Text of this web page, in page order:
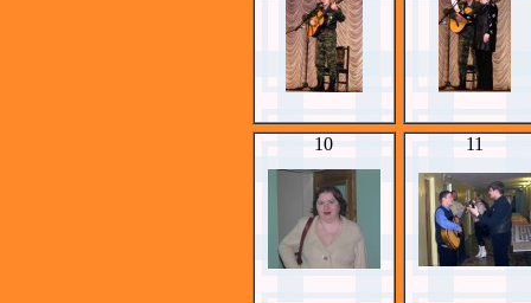
10 11